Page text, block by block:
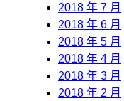
2018 年 7 月
2018 年 6 月
2018 年 5 月
2018 年 4 月
2018 年 3 月
2018 年 2 月